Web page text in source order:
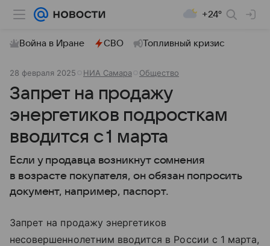
+24°
Война в Иране СВО Топливный кризис
28 февраля 2025 НИА Самара Общество
Запрет на продажу
энергетиков подросткам
вводится с 1 марта
Если у продавца возникнут сомнения
в возрасте покупателя, он обязан попросить
документ, например, паспорт.
Запрет на продажу энергетиков
несовершеннолетним вводится в России с 1 марта,